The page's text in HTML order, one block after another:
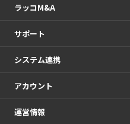
ラッコM&A
サポート
システム連携
アカウント
運営情報